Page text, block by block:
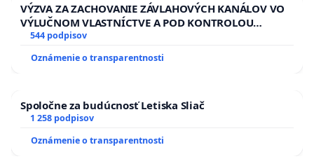
VÝZVA ZA ZACHOVANIE ZÁVLAHOVÝCH KANÁLOV VO
VÝLUČNOM VLASTNÍCTVE A POD KONTROLOU
SLOVENSKEJ REPUBLIKY & žiadosť na riešenie
kanálov na Slovensku
544 podpisov
Oznámenie o transparentnosti
Spoločne za budúcnosť Letiska Sliač
1 258 podpisov
Oznámenie o transparentnosti